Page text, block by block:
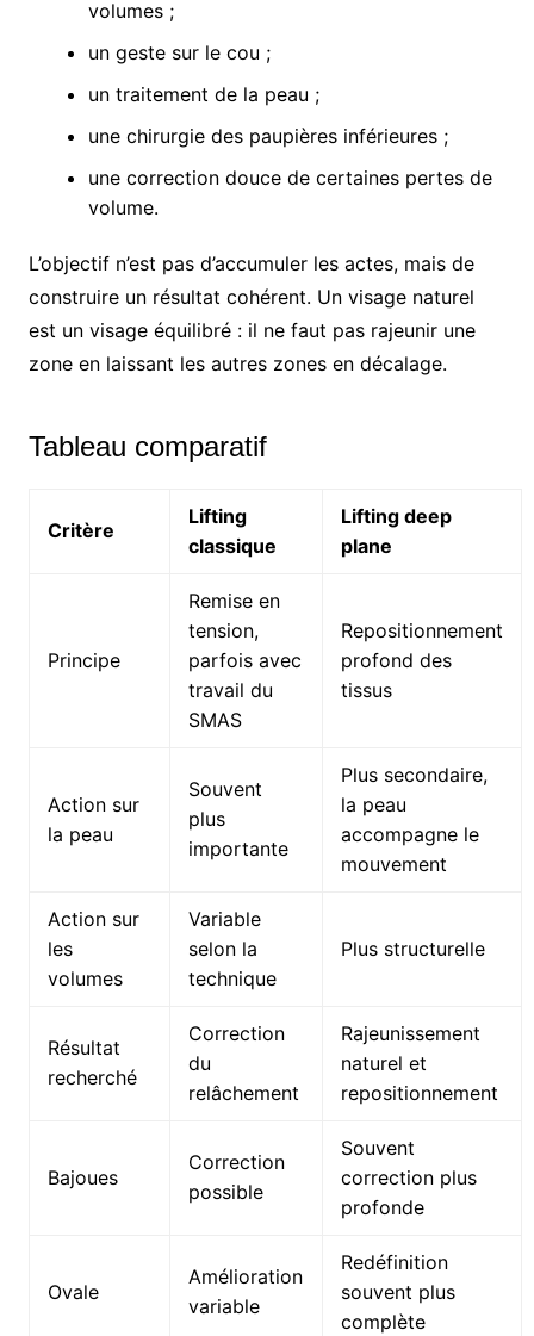
volumes ;
un geste sur le cou ;
un traitement de la peau ;
une chirurgie des paupières inférieures ;
une correction douce de certaines pertes de
volume.
L’objectif n’est pas d’accumuler les actes, mais de
construire un résultat cohérent. Un visage naturel
est un visage équilibré : il ne faut pas rajeunir une
zone en laissant les autres zones en décalage.
Tableau comparatif
Critère
Lifting
classique
Lifting deep
plane
Principe
Remise en
tension,
parfois avec
travail du
SMAS
Repositionnement
profond des
tissus
Action sur
la peau
Souvent
plus
importante
Plus secondaire,
la peau
accompagne le
mouvement
Action sur
les
volumes
Variable
selon la
technique
Plus structurelle
Résultat
recherché
Correction
du
relâchement
Rajeunissement
naturel et
repositionnement
Bajoues
Correction
possible
Souvent
correction plus
profonde
Ovale
Amélioration
variable
Redéfinition
souvent plus
complète